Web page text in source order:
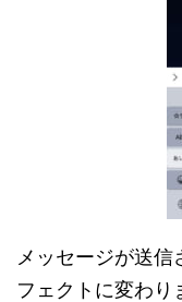
メッセージが送
フェクトに変わり